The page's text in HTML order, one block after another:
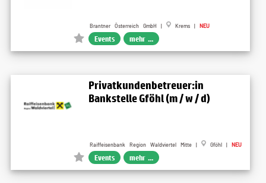
Brantner Österreich GmbH | Krems | NEU
Events mehr ...
Privatkundenbetreuer:in
Bankstelle Gföhl (m / w / d)
Raiffeisenbank Region Waldviertel Mitte | Gföhl | NEU
Events mehr ...